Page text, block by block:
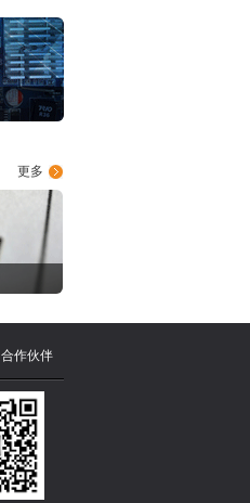
更多
合作伙伴